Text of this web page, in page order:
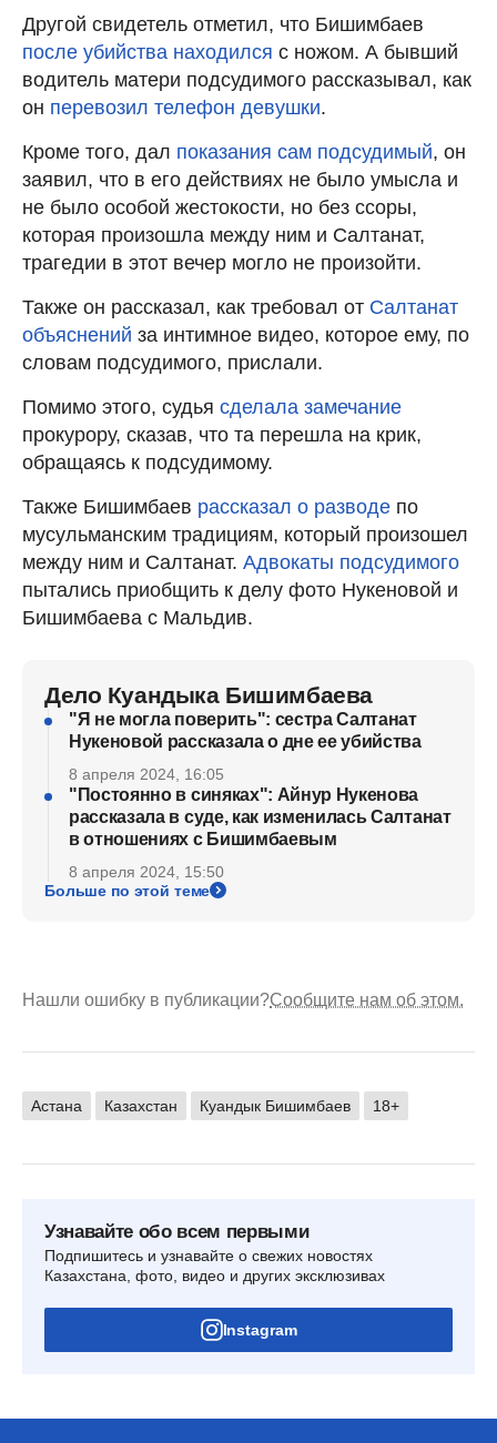
Другой свидетель отметил, что Бишимбаев
после убийства находился с ножом. А бывший
водитель матери подсудимого рассказывал, как
он перевозил телефон девушки.
Кроме того, дал показания сам подсудимый, он
заявил, что в его действиях не было умысла и
не было особой жестокости, но без ссоры,
которая произошла между ним и Салтанат,
трагедии в этот вечер могло не произойти.
Также он рассказал, как требовал от Салтанат
объяснений за интимное видео, которое ему, по
словам подсудимого, прислали.
Помимо этого, судья сделала замечание
прокурору, сказав, что та перешла на крик,
обращаясь к подсудимому.
Также Бишимбаев рассказал о разводе по
мусульманским традициям, который произошел
между ним и Салтанат. Адвокаты подсудимого
пытались приобщить к делу фото Нукеновой и
Бишимбаева с Мальдив.
Дело Куандыка Бишимбаева
"Я не могла поверить": сестра Салтанат
Нукеновой рассказала о дне ее убийства
8 апреля 2024, 16:05
"Постоянно в синяках": Айнур Нукенова
рассказала в суде, как изменилась Салтанат
в отношениях с Бишимбаевым
8 апреля 2024, 15:50
Больше по этой теме
Нашли ошибку в публикации?Сообщите нам об этом.
Астана Казахстан Куандык Бишимбаев 18+
Узнавайте обо всем первыми
Подпишитесь и узнавайте о свежих новостях
Казахстана, фото, видео и других эксклюзивах
Instagram